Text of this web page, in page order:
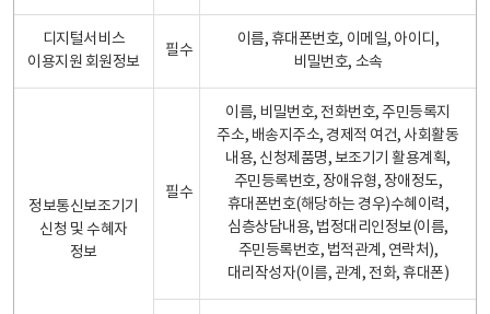
디지털서비스
이용지원 회원정보
필수
이름, 휴대폰번호, 이메일, 아이디,
비밀번호, 소속
정보통신보조기기
신청 및 수혜자
정보
필수
이름, 비밀번호, 전화번호, 주민등록지
주소, 배송지주소, 경제적 여건, 사회활동
내용, 신청제품명, 보조기기 활용계획,
주민등록번호, 장애유형, 장애정도,
휴대폰번호(해당하는 경우)수혜이력,
심층상담내용, 법정대리인정보(이름,
주민등록번호, 법적관계, 연락처),
대리작성자(이름, 관계, 전화, 휴대폰)